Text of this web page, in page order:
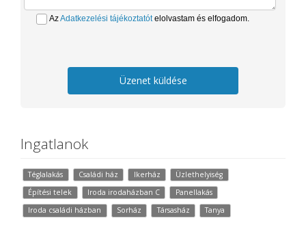
AzAdatkezelési tájékoztatótelolvastam és elfogadom.
Üzenet küldése
Ingatlanok
Téglalakás Családi ház Ikerház
Üzlethelyiség
Építési telek
Iroda irodaházban C
Panellakás
Iroda családi házban
Sorház Társasház Tanya